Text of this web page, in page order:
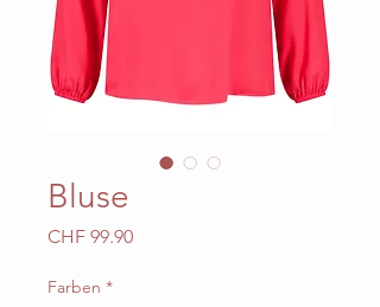
Bluse
CHF 99.90Preis
Farben *